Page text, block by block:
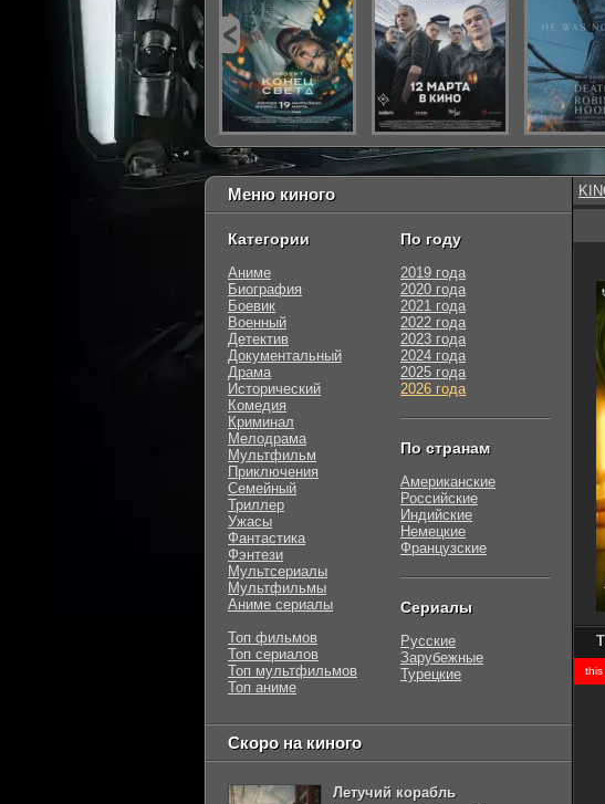
Меню киного
Категории
Аниме
Биография
Боевик
Военный
Детектив
Документальный
Драма
Исторический
Комедия
Криминал
Мелодрама
Мультфильм
Приключения
Семейный
Триллер
Ужасы
Фантастика
Фэнтези
Мультсериалы
Мультфильмы
Аниме сериалы
Топ фильмов
Топ сериалов
Топ мультфильмов
Топ аниме
По году
2019 года
2020 года
2021 года
2022 года
2023 года
2024 года
2025 года
2026 года
По странам
Американские
Российские
Индийские
Немецкие
Французские
Сериалы
Русские
Зарубежные
Турецкие
Скоро на киного
Летучий корабль